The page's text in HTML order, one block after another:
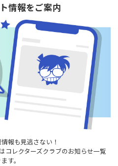
情報をご案内
報も見逃さない！
コレクターズクラブのお知らせ一覧
す。